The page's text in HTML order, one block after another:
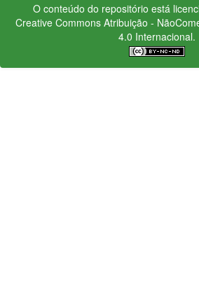
O conteúdo do repositório está
Creative CommonsAtribuição -
4.0 Internacional.